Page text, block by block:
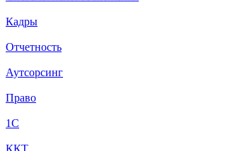
Кадры
Отчетность
Аутсорсинг
Право
1С
ККТ